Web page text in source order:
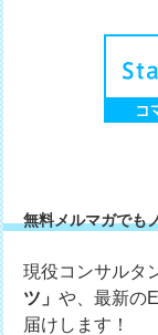
無料メルマガでも
現役コンサルタ
ツ」や、最新の
届けします！